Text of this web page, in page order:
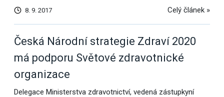
8. 9. 2017 Celý článek »
Česká Národní strategie Zdraví 2020
má podporu Světové zdravotnické
organizace
Delegace Ministerstva zdravotnictví, vedená zástupkyní